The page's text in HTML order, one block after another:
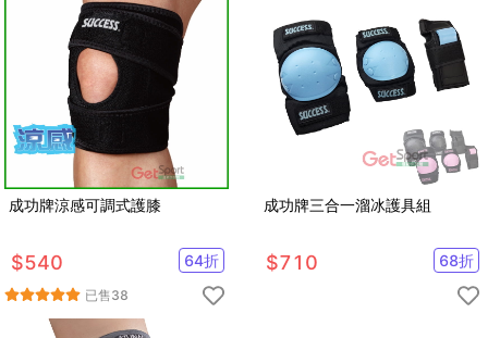
成功牌涼感可調式護膝
$540 64折
已售38
成功牌三合一溜冰護具組
$710 68折